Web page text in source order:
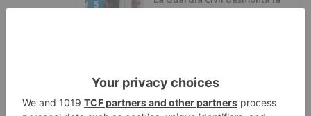
5
versión de un repartidor tras
LO ÚLTIMO